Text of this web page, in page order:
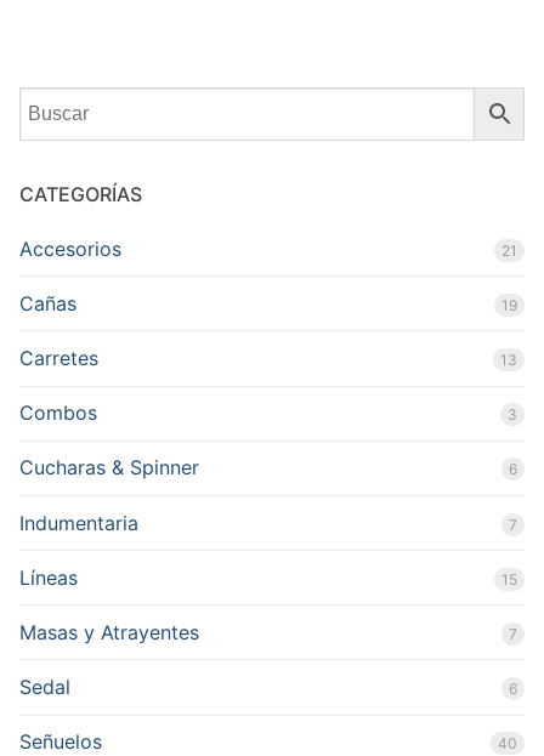
CATEGORÍAS
Accesorios 21
Cañas 19
Carretes 13
Combos 3
Cucharas & Spinner 6
Indumentaria 7
Líneas 15
Masas y Atrayentes 7
Sedal 6
Señuelos 40